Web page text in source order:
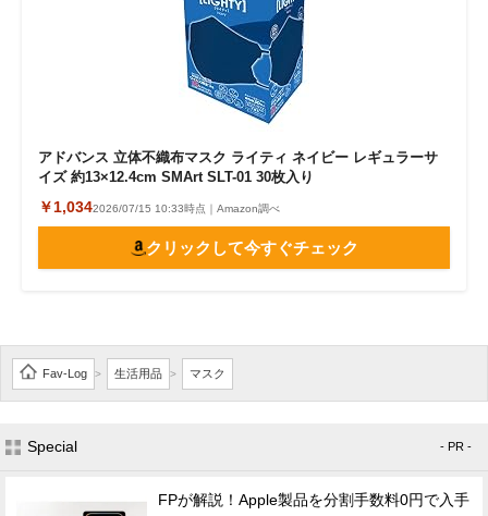
アドバンス 立体不織布マスク ライティ ネイビー レギュラーサ
イズ 約13×12.4cm SMArt SLT-01 30枚入り
￥1,0342026/07/15 10:33時点｜Amazon調べ
クリックして今すぐチェック
Fav-Log > 生活用品 > マスク
Special - PR -
FPが解説！Apple製品を分割手数料0円で入手